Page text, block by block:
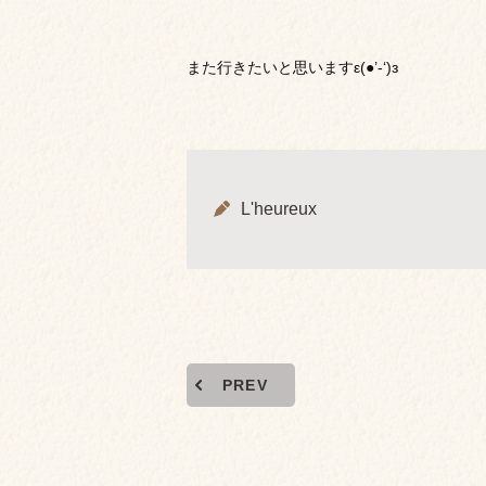
また行きたいと思いますε(●’-‘)з
L'heureux
PREV